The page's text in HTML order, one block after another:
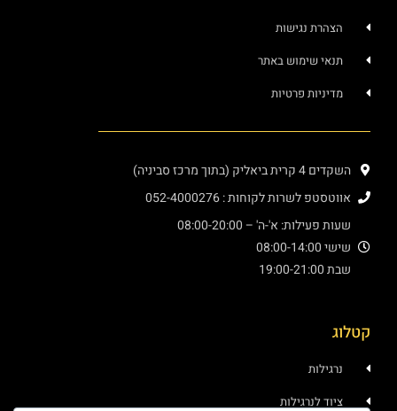
הצהרת נגישות
תנאי שימוש באתר
מדיניות פרטיות
השקדים 4 קרית ביאליק (בתוך מרכז סביניה)
אווטסטפ לשרות לקוחות : 052-4000276
שעות פעילות: א'-ה' – 08:00-20:00
שישי 08:00-14:00
שבת 19:00-21:00
קטלוג
נרגילות
ציוד לנרגילות